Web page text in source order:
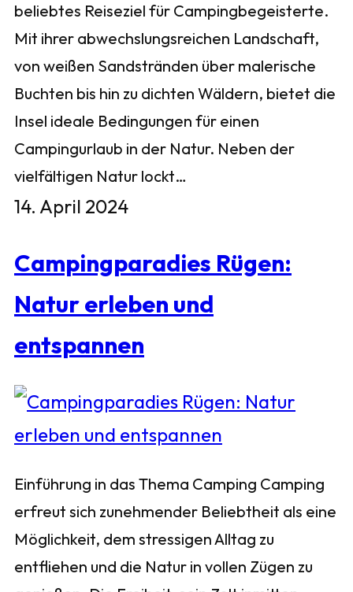
beliebtes Reiseziel für Campingbegeisterte.
Mit ihrer abwechslungsreichen Landschaft,
von weißen Sandstränden über malerische
Buchten bis hin zu dichten Wäldern, bietet die
Insel ideale Bedingungen für einen
Campingurlaub in der Natur. Neben der
vielfältigen Natur lockt…
14. April 2024
Campingparadies Rügen:
Natur erleben und
entspannen
Einführung in das Thema Camping Camping
erfreut sich zunehmender Beliebtheit als eine
Möglichkeit, dem stressigen Alltag zu
entfliehen und die Natur in vollen Zügen zu